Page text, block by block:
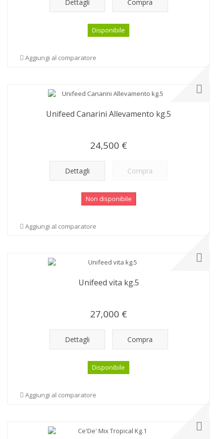
Dettagli Compra
Disponibile
Aggiungi al comparatore
Unifeed Canarini Allevamento kg.5
24,500 €
Dettagli Compra
Non disponibile
Aggiungi al comparatore
Unifeed vita kg.5
27,000 €
Dettagli Compra
Disponibile
Aggiungi al comparatore